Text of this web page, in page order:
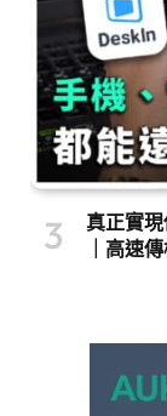
真正實
｜高速